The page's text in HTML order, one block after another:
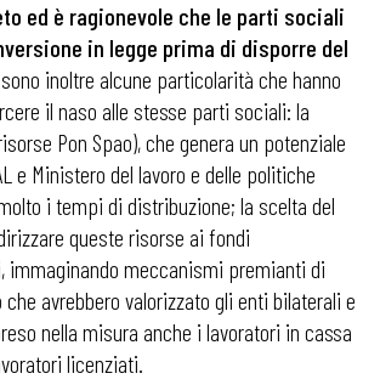
ed è ragionevole che le parti sociali
in legge prima di disporre del
inoltre alcune particolarità che hanno
il naso alle stesse parti sociali: la
Pon Spao), che genera un potenziale
e Ministero del lavoro e delle politiche
i tempi di distribuzione; la scelta del
queste risorse ai fondi
immaginando meccanismi premianti di
avrebbero valorizzato gli enti bilaterali e
nella misura anche i lavoratori in cassa
licenziati.